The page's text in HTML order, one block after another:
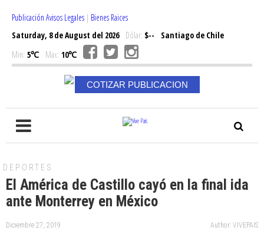
Publicación Avisos Legales | Bienes Raices
Saturday, 8 de August del 2026Dólar: $--
Santiago de Chile
Min: 5℃ Max: 10℃
COTIZAR PUBLICACION
DEPORTES
El América de Castillo cayó en la final ida
ante Monterrey en México
Diciembre 27, 2019 Author: VIVEPAIS